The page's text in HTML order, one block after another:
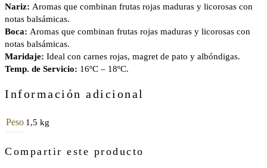
Nariz: Aromas que combinan frutas rojas maduras y licorosas con
notas balsámicas.
Boca: Aromas que combinan frutas rojas maduras y licorosas con
notas balsámicas.
Maridaje: Ideal con carnes rojas, magret de pato y albóndigas.
Temp. de Servicio: 16ºC – 18ºC.
Información adicional
Peso 1,5 kg
Compartir este producto